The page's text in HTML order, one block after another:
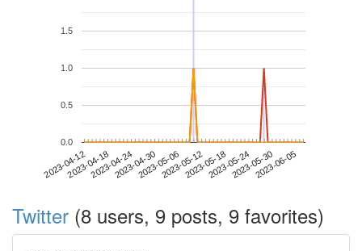
2023-04-122023-04-182023-04-242023-04-302023-05-062023-05-122023-05-182023-05-242023-05-302023-06-05
0.0
0.5
1.0
1.5
Twitter (8 users, 9 posts, 9 favorites)